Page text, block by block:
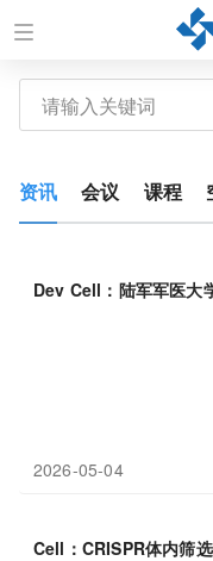
资讯 会议 课程
Dev Cell：陆军军医大
2026-05-04
Cell：CRISPR体内筛